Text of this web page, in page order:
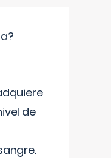
de